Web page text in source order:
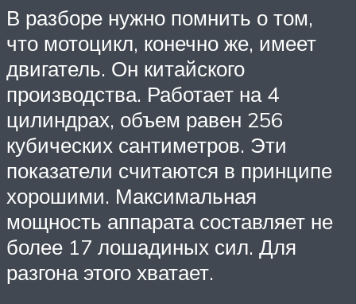
В разборе нужно помнить о том,
что мотоцикл, конечно же, имеет
двигатель. Он китайского
производства. Работает на 4
цилиндрах, объем равен 256
кубических сантиметров. Эти
показатели считаются в принципе
хорошими. Максимальная
мощность аппарата составляет не
более 17 лошадиных сил. Для
разгона этого хватает.